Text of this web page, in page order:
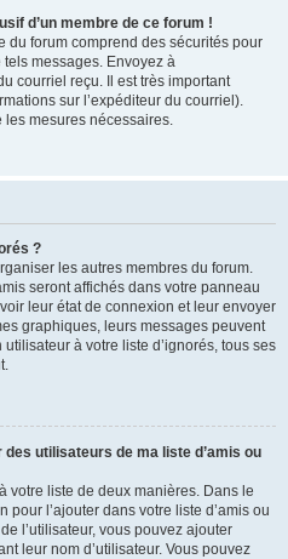
d’un membre de ce forum !
du forum comprend des sécurités pour
messages. Envoyez à
courriel reçu. Il est très important
sur l’expéditeur du courriel).
les mesures nécessaires.
?
les autres membres du forum.
seront affichés dans votre panneau
leur état de connexion et leur envoyer
graphiques, leurs messages peuvent
à votre liste d’ignorés, tous ses
utilisateurs de ma liste d’amis ou
votre liste de deux manières. Dans le
l’ajouter dans votre liste d’amis ou
l’utilisateur, vous pouvez ajouter
leur nom d’utilisateur. Vous pouvez